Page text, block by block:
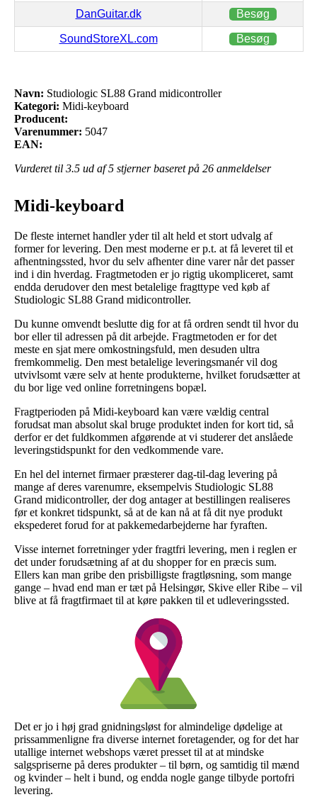
DanGuitar.dk Besøg
SoundStoreXL.com Besøg
Navn: Studiologic SL88 Grand midicontroller
Kategori: Midi-keyboard
Producent:
Varenummer: 5047
EAN:
Vurderet til 3.5 ud af 5 stjerner baseret på 26 anmeldelser
Midi-keyboard
De fleste internet handler yder til alt held et stort udvalg af
former for levering. Den mest moderne er p.t. at få leveret til et
afhentningssted, hvor du selv afhenter dine varer når det passer
ind i din hverdag. Fragtmetoden er jo rigtig ukompliceret, samt
endda derudover den mest betalelige fragttype ved køb af
Studiologic SL88 Grand midicontroller.
Du kunne omvendt beslutte dig for at få ordren sendt til hvor du
bor eller til adressen på dit arbejde. Fragtmetoden er for det
meste en sjat mere omkostningsfuld, men desuden ultra
fremkommelig. Den mest betalelige leveringsmanér vil dog
utvivlsomt være selv at hente produkterne, hvilket forudsætter at
du bor lige ved online forretningens bopæl.
Fragtperioden på Midi-keyboard kan være vældig central
forudsat man absolut skal bruge produktet inden for kort tid, så
derfor er det fuldkommen afgørende at vi studerer det anslåede
leveringstidspunkt for den vedkommende vare.
En hel del internet firmaer præsterer dag-til-dag levering på
mange af deres varenumre, eksempelvis Studiologic SL88
Grand midicontroller, der dog antager at bestillingen realiseres
før et konkret tidspunkt, så at de kan nå at få dit nye produkt
ekspederet forud for at pakkemedarbejderne har fyraften.
Visse internet forretninger yder fragtfri levering, men i reglen er
det under forudsætning af at du shopper for en præcis sum.
Ellers kan man gribe den prisbilligste fragtløsning, som mange
gange – hvad end man er tæt på Helsingør, Skive eller Ribe – vil
blive at få fragtfirmaet til at køre pakken til et udleveringssted.
Det er jo i høj grad gnidningsløst for almindelige dødelige at
prissammenligne fra diverse internet foretagender, og for det har
utallige internet webshops været presset til at at mindske
salgspriserne på deres produkter – til børn, og samtidig til mænd
og kvinder – helt i bund, og endda nogle gange tilbyde portofri
levering.